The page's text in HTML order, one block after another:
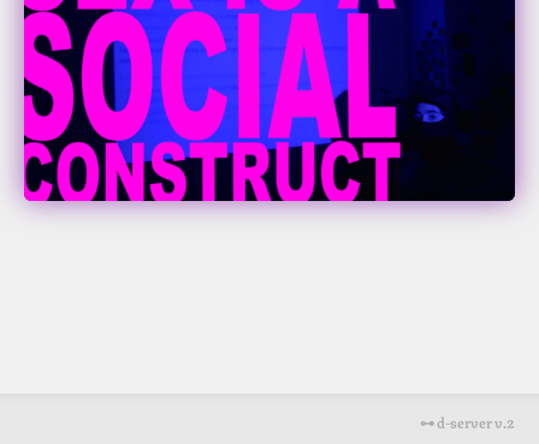
Sarah Freytag
⊶ d-server v.2